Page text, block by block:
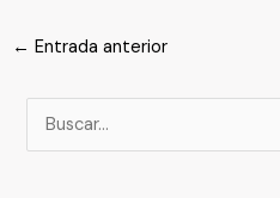
← Entrada anterior
u